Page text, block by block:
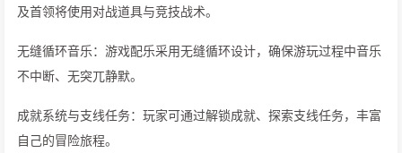
及首领将使用对战道具与竞技战术。
无缝循环音乐：游戏配乐采用无缝循环设计，确保游玩过程中音乐
不中断、无突兀静默。
成就系统与支线任务：玩家可通过解锁成就、探索支线任务，丰富
自己的冒险旅程。